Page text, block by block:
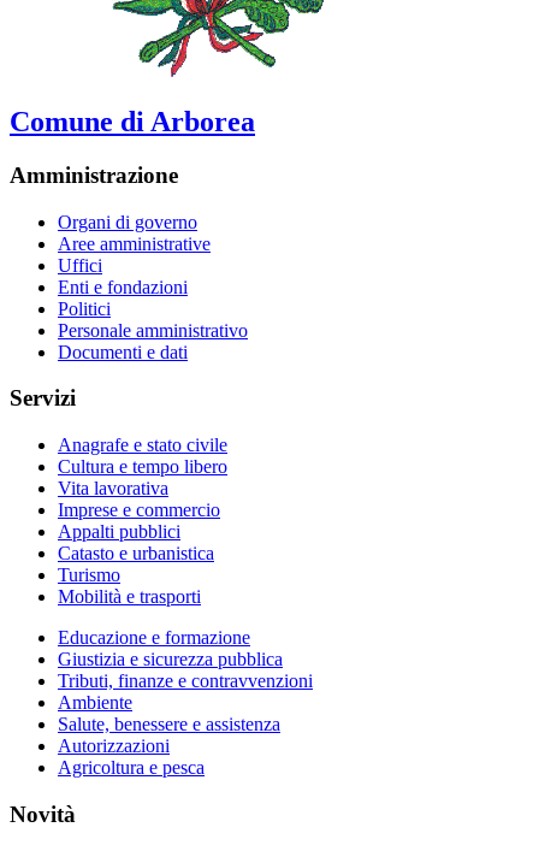
Comune di Arborea
Amministrazione
Organi di governo
Aree amministrative
Uffici
Enti e fondazioni
Politici
Personale amministrativo
Documenti e dati
Servizi
Anagrafe e stato civile
Cultura e tempo libero
Vita lavorativa
Imprese e commercio
Appalti pubblici
Catasto e urbanistica
Turismo
Mobilità e trasporti
Educazione e formazione
Giustizia e sicurezza pubblica
Tributi, finanze e contravvenzioni
Ambiente
Salute, benessere e assistenza
Autorizzazioni
Agricoltura e pesca
Novità